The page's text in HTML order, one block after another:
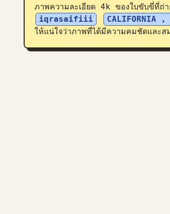
ภาพความละเอียด 4k ของใบขับขี่ที่
iqrasaifiii
CALIFORNIA ,
ให้แน่ใจว่าภาพที่ได้มีความคมชัดและส